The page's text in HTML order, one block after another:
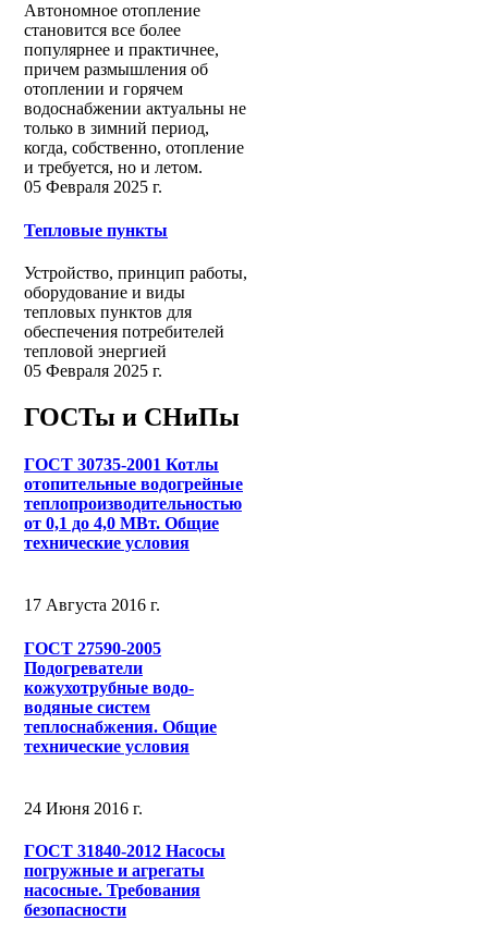
Автономное отопление
становится все более
популярнее и практичнее,
причем размышления об
отоплении и горячем
водоснабжении актуальны не
только в зимний период,
когда, собственно, отопление
и требуется, но и летом.
05 Февраля 2025 г.
Тепловые пункты
Устройство, принцип работы,
оборудование и виды
тепловых пунктов для
обеспечения потребителей
тепловой энергией
05 Февраля 2025 г.
ГОСТы и СНиПы
ГОСТ 30735-2001 Котлы
отопительные водогрейные
теплопроизводительностью
от 0,1 до 4,0 МВт. Общие
технические условия
17 Августа 2016 г.
ГОСТ 27590-2005
Подогреватели
кожухотрубные водо-
водяные систем
теплоснабжения. Общие
технические условия
24 Июня 2016 г.
ГОСТ 31840-2012 Насосы
погружные и агрегаты
насосные. Требования
безопасности